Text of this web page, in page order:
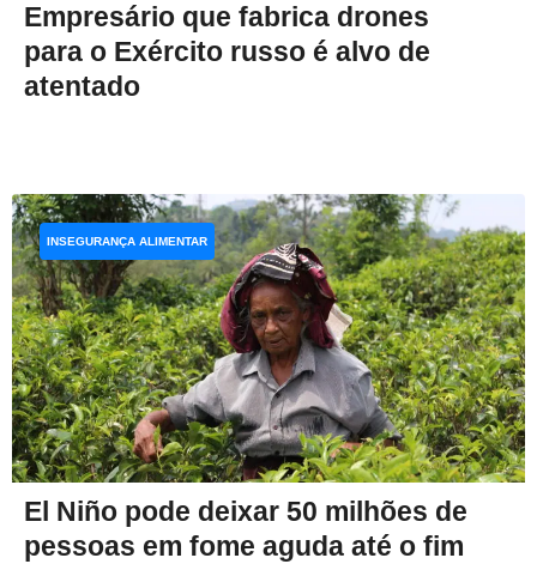
Empresário que fabrica drones
para o Exército russo é alvo de
atentado
El Niño pode deixar 50 milhões de
pessoas em fome aguda até o fim
INSEGURANÇA ALIMENTAR